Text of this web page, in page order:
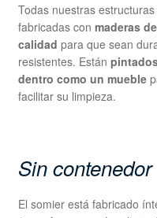
Todas nuestras
fabricadas con maderas
calidad para que sean
resistentes. Están
dentro como un mueble
facilitar su limpieza.
Sin contenedor
El somier está fabricado